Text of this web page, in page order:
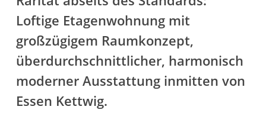
für Ihre neue Adresse sein!
IMMOBILIEN
Loftige Etagenwohnung mit
großzügigem Raumkonzept,
überdurchschnittlicher, harmonisch
moderner Ausstattung inmitten von
Essen Kettwig.